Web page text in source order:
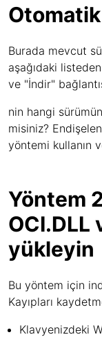
Burada mevcut
aşağıdaki
ve "İndir"
nin hangi
misiniz?
yöntemi kullanın
Yöntem
OCI.DLL
yükleyin
Bu yöntem için
Kayıpları
Klavyenizdeki